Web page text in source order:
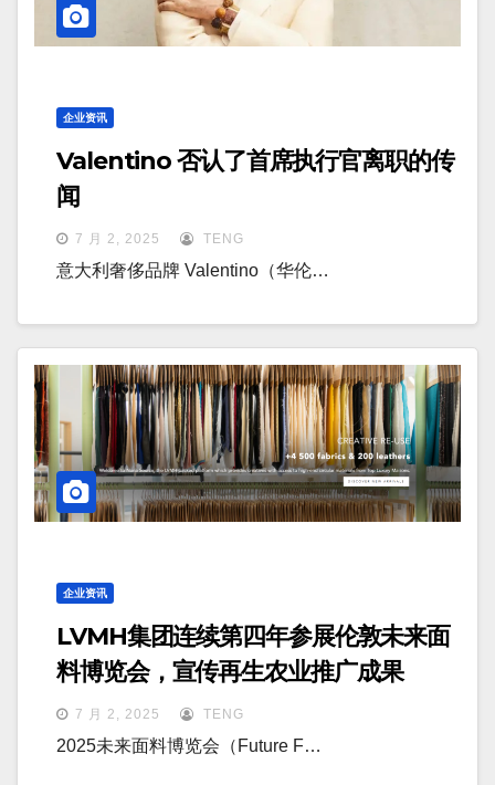
企业资讯
Valentino 否认了首席执行官离职的传
闻
7 月 2, 2025 TENG
意大利奢侈品牌 Valentino（华伦…
企业资讯
LVMH集团连续第四年参展伦敦未来面
料博览会，宣传再生农业推广成果
7 月 2, 2025 TENG
2025未来面料博览会（Future F…